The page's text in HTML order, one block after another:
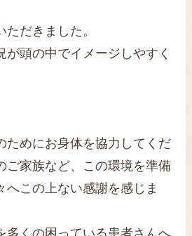
だきました。
が頭の中でイメージしやすく
ためにお身体を協力してくだ
ご家族など、この環境を準備
へこの上ない感謝を感じま
多くの困っている患者さんへ